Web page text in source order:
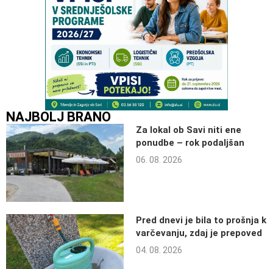
NAJBOLJ BRANO
Za lokal ob Savi niti ene
ponudbe – rok podaljšan
06. 08. 2026
Pred dnevi je bila to prošnja k
varčevanju, zdaj je prepoved
04. 08. 2026